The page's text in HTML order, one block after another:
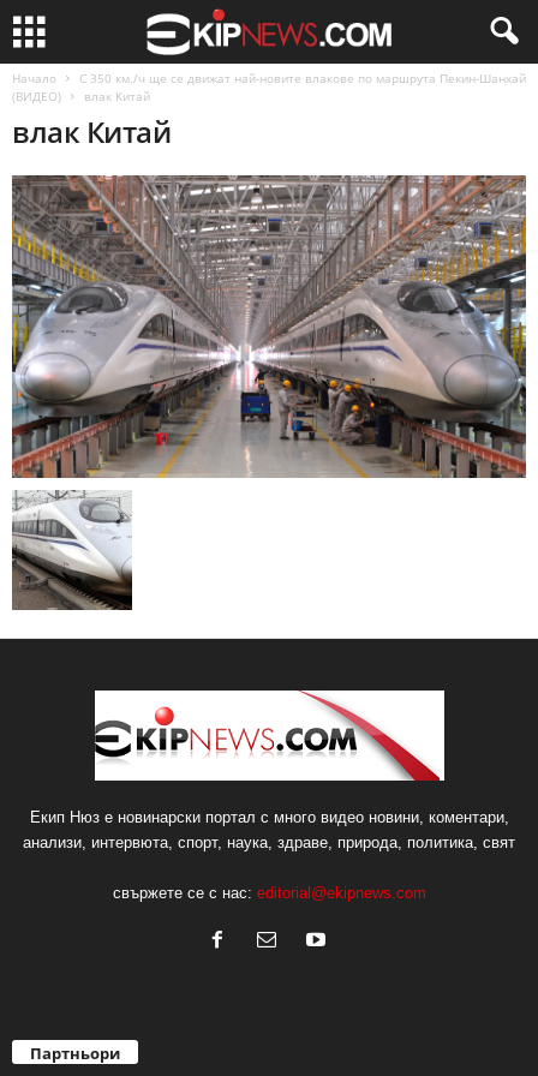
Начало
С 350 км./ч ще се движат най-новите влакове по маршрута Пекин-Шанхай
(ВИДЕО)
влак Китай
влак Китай
Екип Нюз е новинарски портал с много видео новини, коментари,
анализи, интервюта, спорт, наука, здраве, природа, политика, свят
свържете се с нас: editorial@ekipnews.com
Партньори